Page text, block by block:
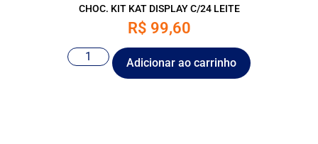
CHOC. KIT KAT DISPLAY C/24 LEITE
R$ 99,60
Adicionar ao carrinho